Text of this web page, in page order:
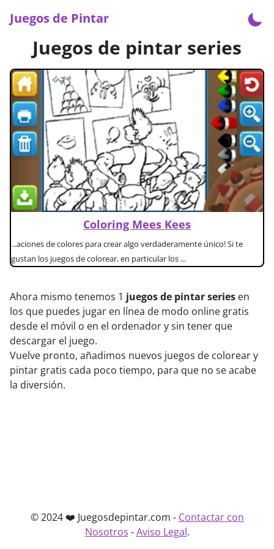
Juegos de Pintar
Juegos de pintar series
Coloring Mees Kees
...aciones de colores para crear algo verdaderamente único! Si te
gustan los juegos de colorear, en particular los ...
Ahora mismo tenemos 1 juegos de pintar series en
los que puedes jugar en línea de modo online gratis
desde el móvil o en el ordenador y sin tener que
descargar el juego.
Vuelve pronto, añadimos nuevos juegos de colorear y
pintar gratis cada poco tiempo, para que no se acabe
la diversión.
© 2024 ❤️ Juegosdepintar.com - Contactar con
Nosotros -Aviso Legal.